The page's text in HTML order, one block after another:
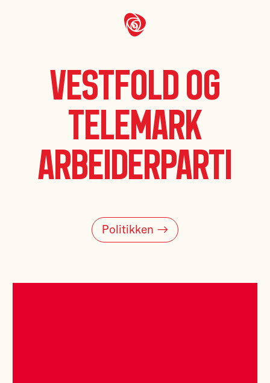
Vestfold og
Telemark
Arbeiderparti
Politikken →